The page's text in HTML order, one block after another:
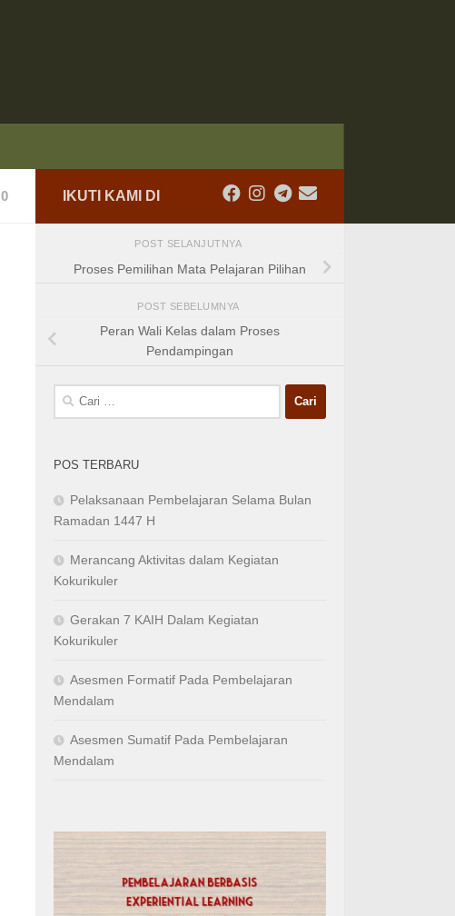
0 IKUTI KAMI DI
POST SELANJUTNYA
Proses Pemilihan Mata Pelajaran Pilihan
POST SEBELUMNYA
Peran Wali Kelas dalam Proses
Pendampingan
Cari
POS TERBARU
Pelaksanaan Pembelajaran Selama Bulan
Ramadan 1447 H
Merancang Aktivitas dalam Kegiatan
Kokurikuler
Gerakan 7 KAIH Dalam Kegiatan
Kokurikuler
Asesmen Formatif Pada Pembelajaran
Mendalam
Asesmen Sumatif Pada Pembelajaran
Mendalam